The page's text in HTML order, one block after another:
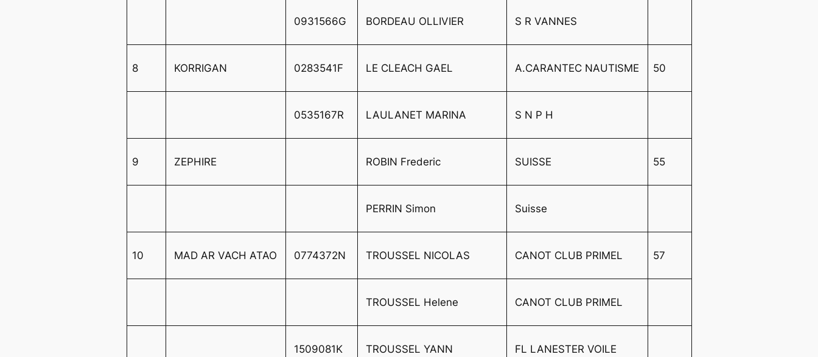
0931566G BORDEAU OLLIVIER S R VANNES
8 KORRIGAN 0283541F LE CLEACH GAEL A.CARANTEC NAUTISME 50
0535167R LAULANET MARINA S N P H
9 ZEPHIRE ROBIN Frederic SUISSE 55
PERRIN Simon Suisse
10 MAD AR VACH ATAO 0774372N TROUSSEL NICOLAS CANOT CLUB PRIMEL 57
TROUSSEL Helene CANOT CLUB PRIMEL
1509081K TROUSSEL YANN FL LANESTER VOILE